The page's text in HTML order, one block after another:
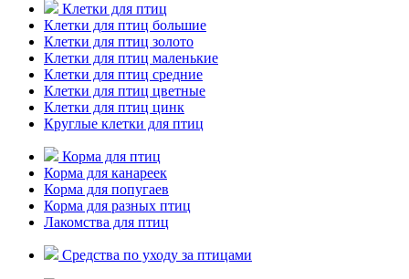
Клетки для птиц
Клетки для птиц большие
Клетки для птиц золото
Клетки для птиц маленькие
Клетки для птиц средние
Клетки для птиц цветные
Клетки для птиц цинк
Круглые клетки для птиц
Корма для птиц
Корма для канареек
Корма для попугаев
Корма для разных птиц
Лакомства для птиц
Средства по уходу за птицами